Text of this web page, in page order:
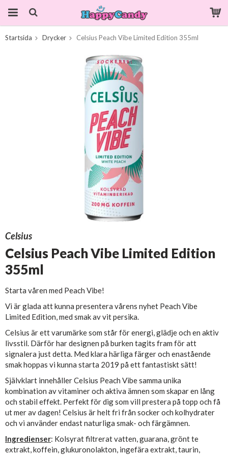
Startsida Drycker Celsius Peach Vibe Limited Edition 355ml
Celsius
Celsius Peach Vibe Limited Edition
355ml
Starta våren med Peach Vibe!
Vi är glada att kunna presentera vårens nyhet Peach Vibe
Limited Edition, med smak av vit persika.
Celsius är ett varumärke som står för energi, glädje och en aktiv
livsstil. Därför har designen på burken tagits fram för att
signalera just detta. Med klara härliga färger och enastående
smak hoppas vi kunna starta 2019 på ett fantastiskt sätt!
Självklart innehåller Celsius Peach Vibe samma unika
kombination av vitaminer och aktiva ämnen som skapar en lång
och stabil effekt. Perfekt för dig som vill prestera på topp och få
ut mer av dagen! Celsius är helt fri från socker och kolhydrater
och vi använder endast naturliga smak- och färgämnen.
Ingredienser: Kolsyrat filtrerat vatten, guarana, grönt te
extrakt, koffein, glukuronolakton, ingefära extrakt, taurin,